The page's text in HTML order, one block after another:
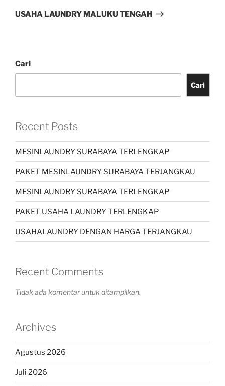
USAHA LAUNDRY MALUKU TENGAH
Cari
Cari
Recent Posts
MESINLAUNDRY SURABAYA TERLENGKAP
PAKET MESINLAUNDRY SURABAYA TERJANGKAU
MESINLAUNDRY SURABAYA TERLENGKAP
PAKET USAHA LAUNDRY TERLENGKAP
USAHALAUNDRY DENGAN HARGA TERJANGKAU
Recent Comments
Tidak ada komentar untuk ditampilkan.
Archives
Agustus 2026
Juli 2026